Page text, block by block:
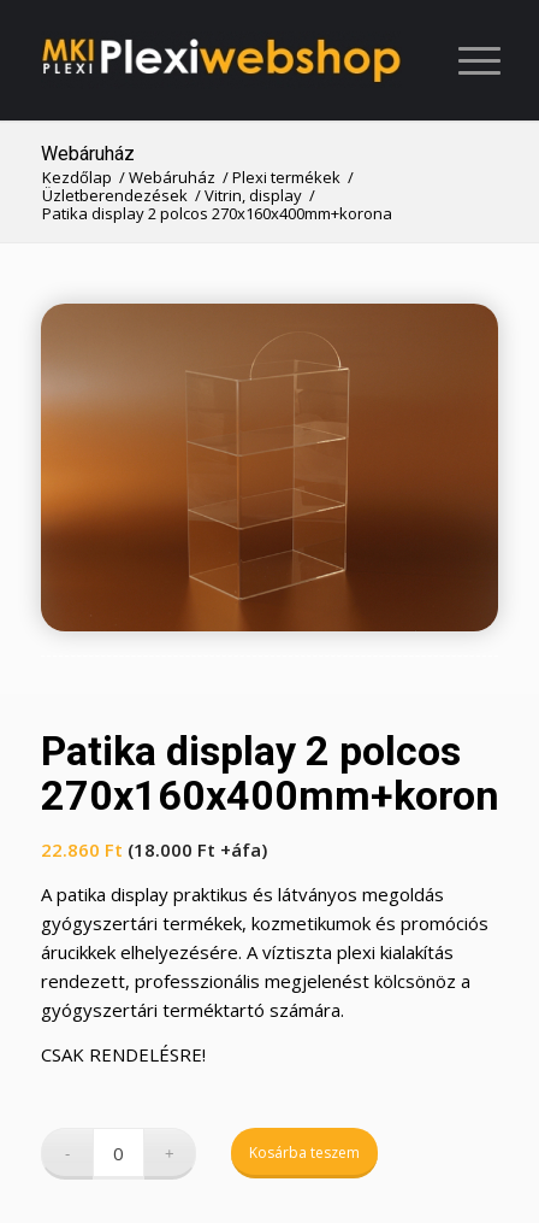
Webáruház
Kezdőlap /Webáruház /Plexi termékek /
Üzletberendezések /Vitrin, display /
Patika display 2 polcos 270x160x400mm+korona
Patika display 2 polcos
270x160x400mm+korona
22.860 Ft (18.000 Ft +áfa)
A patika display praktikus és látványos megoldás
gyógyszertári termékek, kozmetikumok és promóciós
árucikkek elhelyezésére. A víztiszta plexi kialakítás
rendezett, professzionális megjelenést kölcsönöz a
gyógyszertári terméktartó számára.
CSAK RENDELÉSRE!
Kosárba teszem